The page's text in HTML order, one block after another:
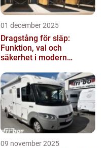
01 december 2025
Dragstång för släp:
Funktion, val och
säkerhet i modern
09 november 2025